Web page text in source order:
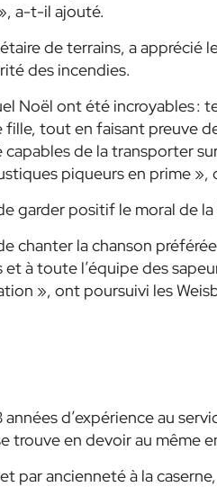
a-t-il ajouté.
de terrains, a apprécié
des incendies.
Noël ont été incroyables :
fille, tout en faisant preuve
de la transporter
piqueurs en prime »,
garder positif le moral de la
chanter la chanson
à toute l’équipe des
», ont poursuivi les
d’expérience au
trouve en devoir au même
par ancienneté à la